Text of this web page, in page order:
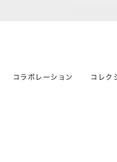
コラボレーション コレク